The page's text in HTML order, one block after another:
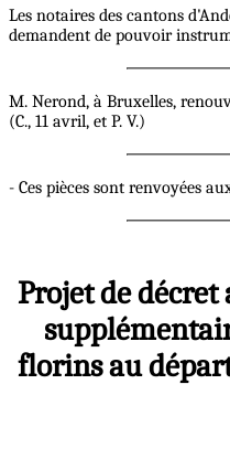
Les notaires des cantons
demandent de pouvoir
M. Nerond, à Bruxelles,
(C., 11 avril, et P. V.)
- Ces pièces sont renvoyées
Projet de
florins au